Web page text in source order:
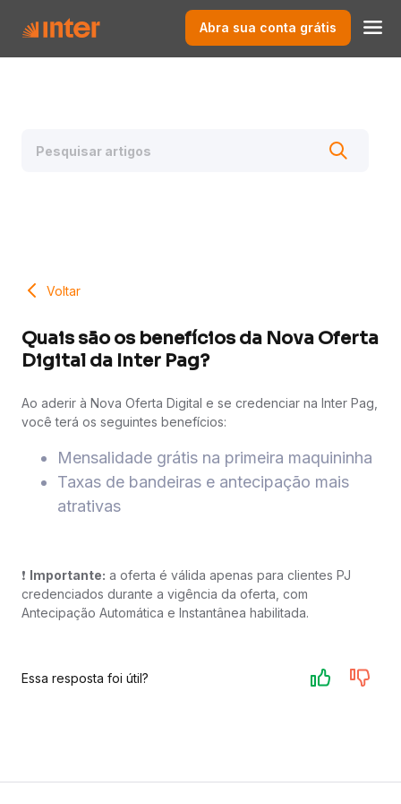
Abra sua conta grátis
Voltar
Quais são os benefícios da Nova Oferta
Digital da Inter Pag?
Ao aderir à Nova Oferta Digital e se credenciar na Inter Pag,
você terá os seguintes benefícios:
Mensalidade grátis na primeira maquininha
Taxas de bandeiras e antecipação mais
atrativas
❗ Importante: a oferta é válida apenas para clientes PJ
credenciados durante a vigência da oferta, com
Antecipação Automática e Instantânea habilitada.
Essa resposta foi útil?